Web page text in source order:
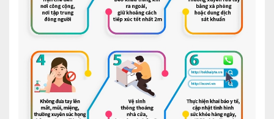
Chẩn đoán hình ảnh
Các gói khám sức khỏe
Gói khám sức khỏe cá nhân định kỳ
Gói khám tầm soát ung thư sớm